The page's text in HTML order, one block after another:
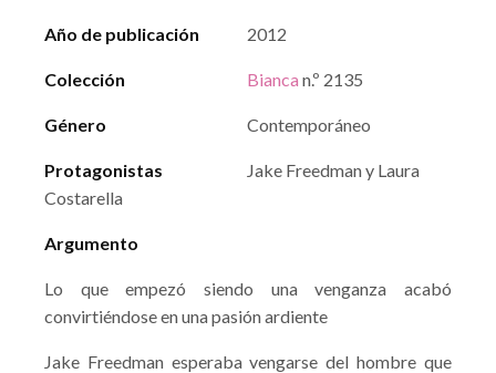
Año de publicación 2012
Colección Bianca n.º 2135
Género Contemporáneo
Protagonistas
Jake Freedman y Laura
Costarella
Argumento
Lo que empezó siendo una venganza acabó
convirtiéndose en una pasión ardiente
Jake Freedman esperaba vengarse del hombre que